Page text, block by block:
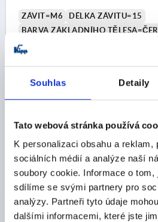
Souhlas Detaily
Tato webová stránka používá
K personalizaci obsahu a
sociálních médií a analýze naší
soubory cookie. Informace o tom,
sdílíme se svými partnery pro
analýzy. Partneři tyto údaje
dalšími informacemi, které jste
ZÁVIT=M6
DÉLKA ZÁVITU=15
BARVA ZÁKLADNÍHO
VELIKOST=1
DÉLKA DRŽADLA=39
A1=46
Objednací číslo:K0117.1061X15
bez DPH
plus náklady na dopravu
K0117